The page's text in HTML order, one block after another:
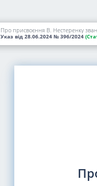
Про присвоєння В. Нестеренку
Указ від 28.06.2024 № 396/2024